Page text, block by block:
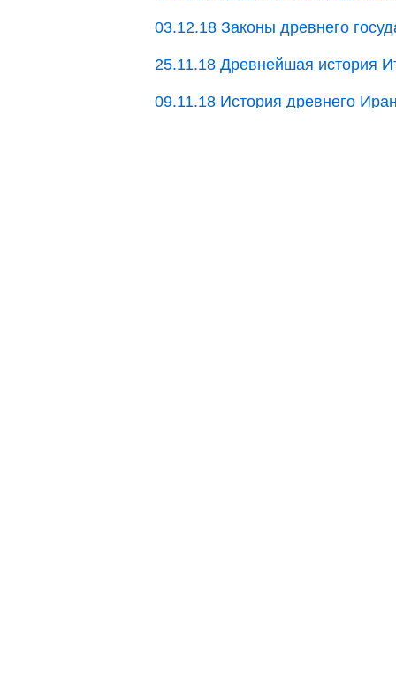
03.12.18 Законы древнего
25.11.18 Древнейшая история
09.11.18 История древнего